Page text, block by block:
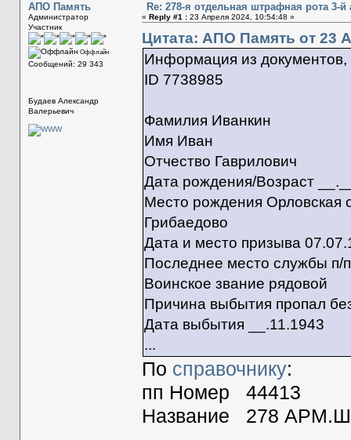
АПО Память
Администратор
Участник
Оффлайн
Сообщений: 29 343
Будаев Александр
Валерьевич
Re: 278-я отдельная штрафная рота 3-
« Reply #1 :23 Апреля 2024, 10:54:48 »
Цитата: АПО Память от 23
Информация из
ID 7738985
Фамилия Иванкин
Имя Иван
Отчество Гаврилович
Дата рождения/Возраст
Место рождения Орловская
Грибаедово
Дата и место призыва
Последнее место службы п/
Воинское звание рядовой
Причина выбытия пропал
Дата выбытия __.11.1943
...
По справочнику:
пп Номер 44413
Название 278